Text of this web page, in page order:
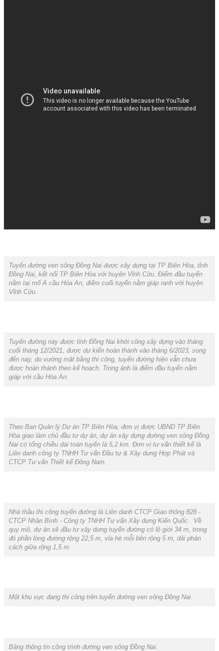
Tuyến đường ven sông Đồng Nai được xây dựng tại TP Biên Hòa, tỉnh
Đồng Nai, kết nối TP Biên Hòa với huyện Vĩnh Cửu. Điểm đầu tuyến
nằm tại mố A cầu Hóa An, điểm cuối tuyến nằm giáp ranh với huyện
Vĩnh Cửu.
Tuyến đường này được tỉnh Đồng Nai khởi công xây dựng vào tháng
cuối tháng 12/2021, được dự kiến hoàn thành vào tháng 6/2023, song
đến nay, do vướng mặt bằng thi công, tuyến đường hiện vẫn chưa
được hoàn thành theo kế hoạch. Trong ảnh là điểm đầu tuyến nằm
giáp với cầu Hóa An.
Theo Ban Quản lý Dự án TP Biên Hòa, đơn vị được UBND TP Biên
Hòa giao làm chủ đầu tư dự án, dự án xây dựng đường ven sông Đồng
Nai có tổng chiều dài toàn tuyến là 5,2 km. Đơn vị tư vấn thiết kế là
Liên danh công ty TNHH Tư vấn Đầu tư & Xây dựng Hợp Phát và
CTCP Tư vấn Thiết kế Đông Nam.
Nhà thầu thi công tuyến đường là Liên danh CTCP Giao thông 828 -
CTCP Nhân Bình - Công ty TNHH Tư vấn Xây dựng Kiến Quốc. Về
quy mô, dự án sẽ đầu tư xây dựng tuyến đường có lộ giới 34 m, trong
đó phần lòng đường rộng 22,5 m, vỉa hè mỗi bên rộng 5 m, dải phân
cách giữa rộng 1,5 m.
Một khu vực đang thi công trên tuyến đường ven sông Đồng Nai.
Bảng thông tin công trình đường ven sông Đồng Nai.